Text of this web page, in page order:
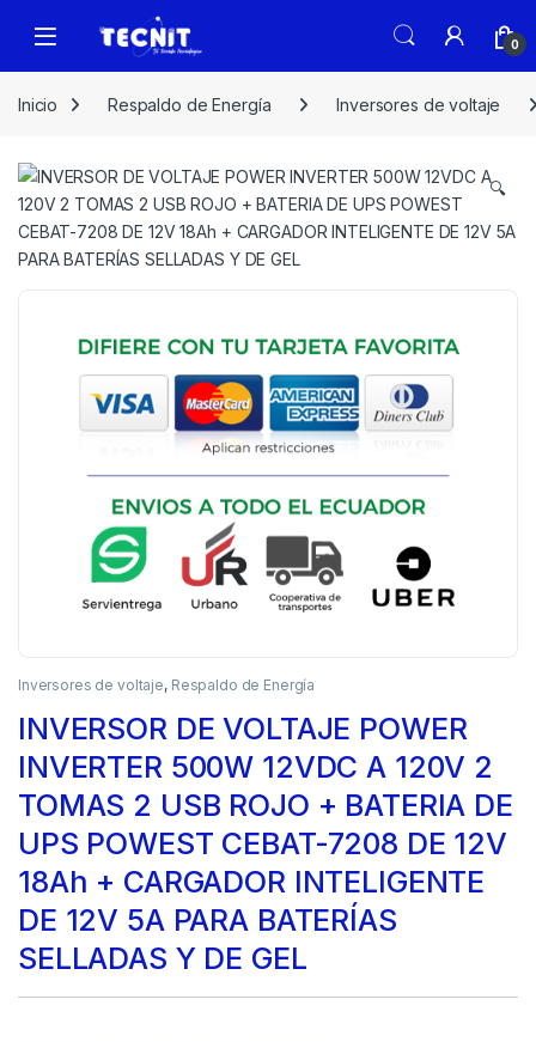
0
Inicio Respaldo de Energía Inversores de voltaje
🔍
Inversores de voltaje, Respaldo de Energía
INVERSOR DE VOLTAJE POWER
INVERTER 500W 12VDC A 120V 2
TOMAS 2 USB ROJO + BATERIA DE
UPS POWEST CEBAT-7208 DE 12V
18Ah + CARGADOR INTELIGENTE
DE 12V 5A PARA BATERÍAS
SELLADAS Y DE GEL